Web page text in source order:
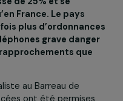
conjugales et
juridictions
système met en danger
les victimes.
croisés sur le